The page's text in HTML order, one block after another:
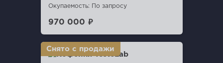
Окупаемость: По запросу
970 000 ₽